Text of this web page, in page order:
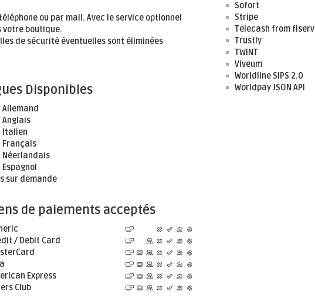
ou par mail. Avec le service optionnel
boutique.
de sécurité éventuelles sont éliminées
Disponibles
Allemand
Anglais
Italien
Français
Néerlandais
Espagnol
sur demande
de paiements acceptés
/ Debit Card
Express
Club
Sofort
Stripe
Telecash from fiserv
Trustly
TWINT
Viveum
Worldline SIPS 2.0
Worldpay JSON API